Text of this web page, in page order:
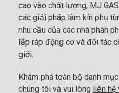
cao vào chất lượng, MJ
các giải pháp làm kín phụ
nhu cầu của các nhà phân
lắp ráp động cơ và đối tác
giới.
Khám phá toàn bộ danh
chúng tôi và vui lòng liên